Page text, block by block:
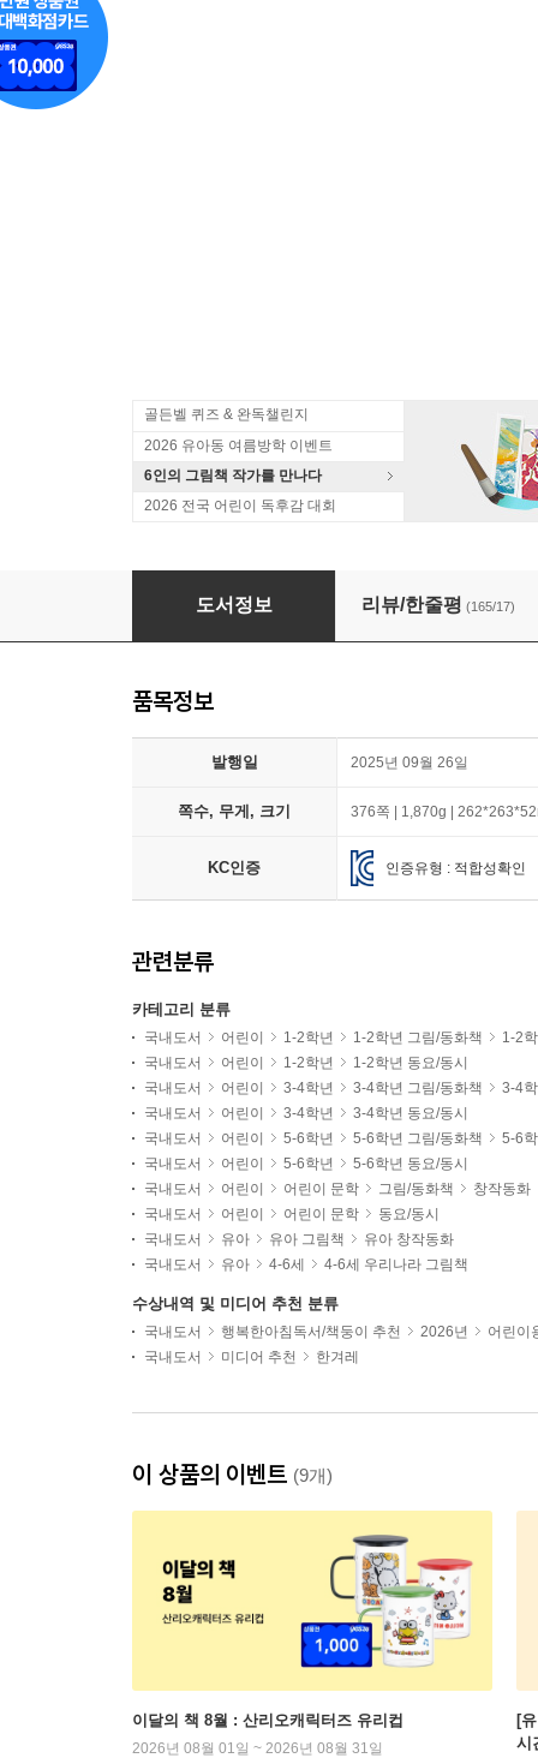
골든벨 퀴즈 & 완독챌린지
2026 유아동 여름방학 이벤트
6인의 그림책 작가를 만나다
2026 전국 어린이 독후감 대회
[책읽는아이들] 박현주 한국학교사서협회 교육
도서정보 리뷰/한줄평 (165/17)
품목정보
발행일 2025년 09월 26일
쪽수, 무게, 크기 376쪽 | 1,870g |
KC인증 인증유형 : 적합성확인
관련분류
카테고리 분류
국내도서 어린이 1-2학년 1-2학년 그림/동화책
1-2
국내도서
어린이 1-2학년
1-2학년 동요/동시
국내도서
어린이 3-4학년 3-4학년 그림/동화책
3-4
국내도서
어린이 3-4학년
3-4학년 동요/동시
국내도서
어린이 5-6학년 5-6학년 그림/동화책
5-6
국내도서
어린이 5-6학년
5-6학년 동요/동시
국내도서
어린이 어린이 문학 그림/동화책
창작동화
국내도서
어린이 어린이 문학
동요/동시
국내도서
유아 유아 그림책
유아 창작동화
국내도서
유아 4-6세 4-6세 우리나라 그림책
수상내역 및 미디어 추천 분류
국내도서 행복한아침독서/책둥이 추천 2026년
어린이
국내도서
미디어 추천 한겨레
이 상품의 이벤트 (9개)
이달의 책 8월 : 산리오캐릭터즈 유리컵
2026년 08월 01일 ~ 2026년 08월 31일
[
시